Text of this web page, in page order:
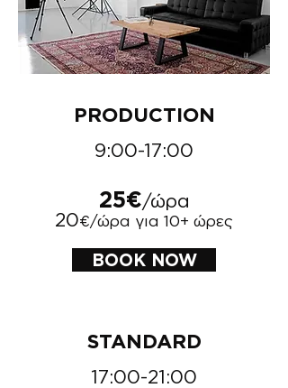
PRODUCTION
9:00-17:00
25€/ώρα
​20€/ώρα για 10+ ώρες
BOOK NOW
STANDARD
17:00-21:00